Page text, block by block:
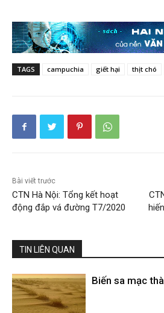
TAGS campuchia giết hại thịt chó
Bài viết trước
CTN Hà Nội: Tổng kết hoạt
động đắp vá đường T7/2020
TIN LIÊN QUAN
Biến sa mạc